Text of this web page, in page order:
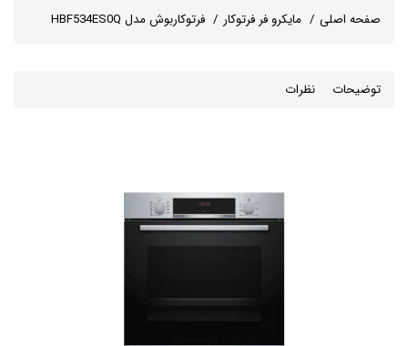
صفحه اصلی مایکرو فر فرتوکار فرتوکاربوش مدل HBF534ES0Q
توضیحات نظرات